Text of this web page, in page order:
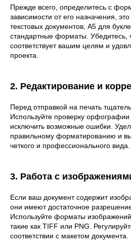
Прежде всего, определитесь с
зависимости от его назначения,
текстовых документов, A5 для
стандартные форматы.
соответствует вашим целям и
проекта.
2. Редактирование и
Перед отправкой на печать
Используйте проверку
исключить возможные ошибки.
правильному форматированию и
четкого и профессионального вида.
3. Работа с
Если ваш документ содержит
они имеют достаточное
Используйте форматы
такие как TIFF или PNG.
соответствии с макетом документа.